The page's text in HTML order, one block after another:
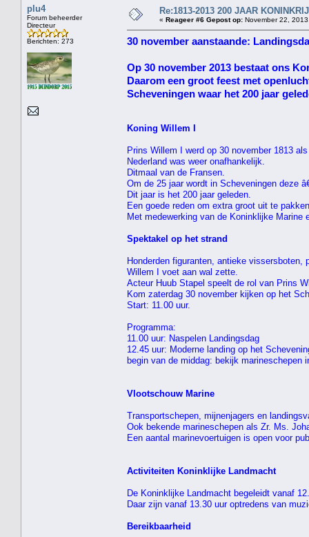
plu4
Forum beheerder
Directeur
Berichten: 273
Re:1813-2013 200 JAAR
« Reageer #6 Gepost op: November 22,
30 november aanstaande:
Op 30 november 2013 bestaat ons
Daarom een groot feest met
Scheveningen waar het 200 jaar
Koning Willem I
Prins Willem I werd op 30 november 1813
Nederland was weer onafhankelijk.
Ditmaal van de Fransen.
Om de 25 jaar wordt in Scheveningen deze
Dit jaar is het 200 jaar geleden.
Een goede reden om extra groot uit te
Met medewerking van de Koninklijke Marine
Spektakel op het strand
Honderden figuranten, antieke vissersboten,
Willem I voet aan wal zette.
Acteur Huub Stapel speelt de rol van Prins
Kom zaterdag 30 november kijken op het
Start: 11.00 uur.
Programma:
11.00 uur: Naspelen Landingsdag
12.45 uur: Moderne landing op het
begin van de middag: bekijk marineschepen
Vlootschouw Marine
Transportschepen, mijnenjagers en
Ook bekende marineschepen als Zr. Ms.
Een aantal marinevoertuigen is open voor
Activiteiten Koninklijke Landmacht
De Koninklijke Landmacht begeleidt vanaf
Daar zijn vanaf 13.30 uur optredens van
Bereikbaarheid